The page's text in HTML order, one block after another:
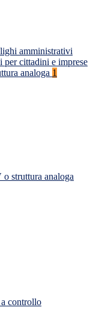
amministrativi
cittadini e imprese
analoga 1
struttura analoga
controllo